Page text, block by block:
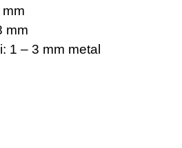
mm
mm
1 – 3 mm metal